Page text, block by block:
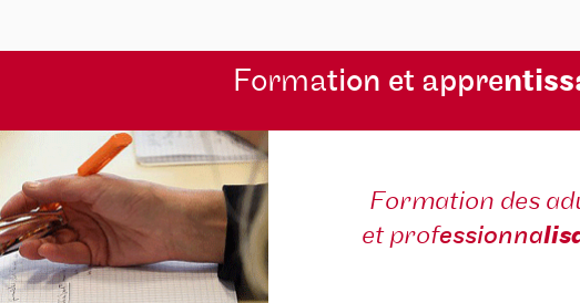
Formation et appre
Formation des
et professionna